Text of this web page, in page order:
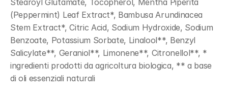
Stearoyl Glutamate, Tocopherol, Mentha Piperita
(Peppermint) Leaf Extract*, Bambusa Arundinacea
Stem Extract*, Citric Acid, Sodium Hydroxide, Sodium
Benzoate, Potassium Sorbate, Linalool**, Benzyl
Salicylate**, Geraniol**, Limonene**, Citronellol**, *
ingredienti prodotti da agricoltura biologica, ** a base
di oli essenziali naturali